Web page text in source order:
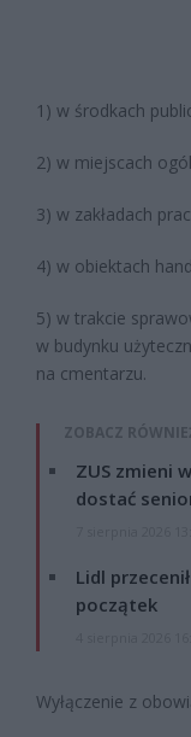
1) w środkach
2) w miejscach
3) w zakładach
4) w obiektach
5) w trakcie
w budynku
na cmentarzu.
ZOBACZ
ZUS zmieni
dostać
Lidl
początek
Wyłączenie z